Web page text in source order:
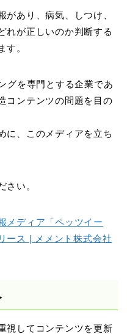
があり、病気、しつけ、
れが正しいのか判断する
す。
グを専門とする企業であ
コンテンツの問題を目の
に、このメディアを立ち
さい。
メディア「ペッツイー
ース | メメント株式会社
視してコンテンツを更新